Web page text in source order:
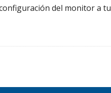
del monitor a tu